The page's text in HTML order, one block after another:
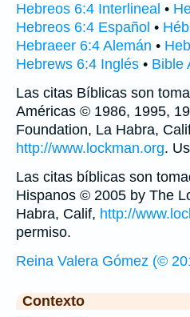
Hebreos 6:4 Interlineal •
Hebreos 6:4 Español •
Hebraeer 6:4 Alemán •
Hebrews 6:4 Inglés • Bible
Las citas Bíblicas son
Américas © 1986, 1995,
Foundation, La Habra,
http://www.lockman.org.
Las citas bíblicas son
Hispanos © 2005 by The
Habra, Calif, http://
permiso.
Reina Valera Gómez (©
Contexto